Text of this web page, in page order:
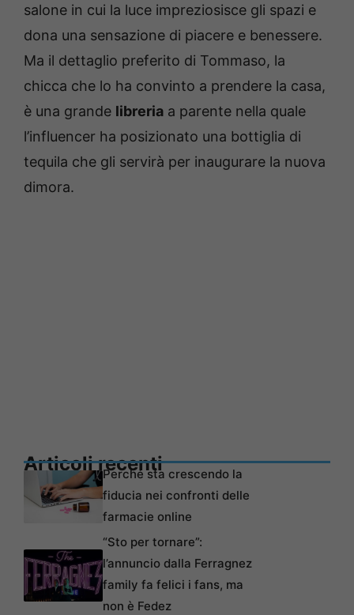
salone in cui la luce impreziosisce gli spazi e
dona una sensazione di piacere e benessere.
Ma il dettaglio preferito di Tommaso, la
chicca che lo ha convinto a prendere la casa,
è una grande libreria a parente nella quale
l’influencer ha posizionato una bottiglia di
tequila che gli servirà per inaugurare la nuova
dimora.
Articoli recentiPerché sta crescendo la
fiducia nei confronti delle
farmacie online
“Sto per tornare”:
l’annuncio dalla Ferragnez
family fa felici i fans, ma
non è Fedez